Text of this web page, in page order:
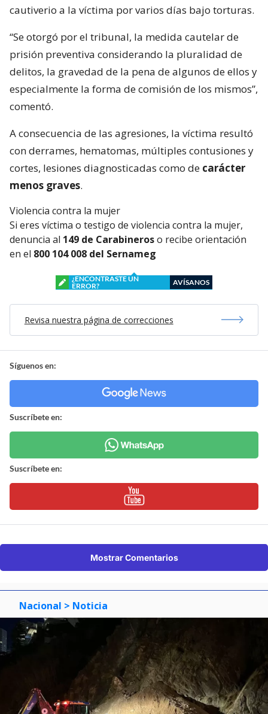
cautiverio a la víctima por varios días bajo torturas.
“Se otorgó por el tribunal, la medida cautelar de
prisión preventiva considerando la pluralidad de
delitos, la gravedad de la pena de algunos de ellos y
especialmente la forma de comisión de los mismos”,
comentó.
A consecuencia de las agresiones, la víctima resultó
con derrames, hematomas, múltiples contusiones y
cortes, lesiones diagnosticadas como de carácter
menos graves.
Violencia contra la mujer
Si eres víctima o testigo de violencia contra la mujer,
denuncia al 149 de Carabineroso recibe orientación
en el 800 104 008 del Sernameg
¿ENCONTRASTE UN
ERROR?
AVÍSANOS
Revisa nuestra página de correcciones
Síguenos en:
Suscríbete en:
Suscríbete en:
Mostrar Comentarios
Nacional > Noticia